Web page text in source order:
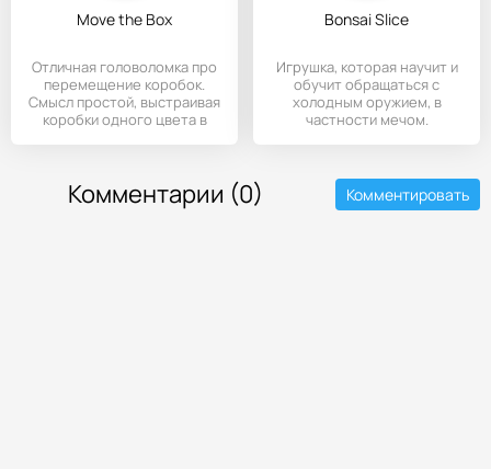
Move the Box
Отличная головоломка про
перемещение коробок.
Смысл простой, выстраивая
коробки одного цвета в
Bonsai Slice
Игрушка, которая научит и
обучит обращаться с
холодным оружием, в
частности мечом.
Комментарии (0) Комментировать